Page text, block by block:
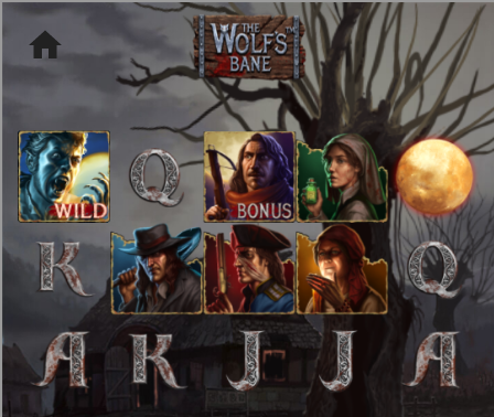
[object HTMLMetaElement]
пополнить счет